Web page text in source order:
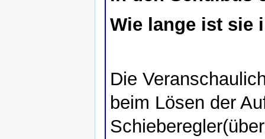
Wie lange ist sie
Die
beim Lösen der